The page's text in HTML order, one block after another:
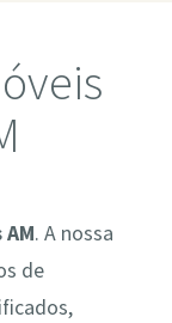
. A nossa
de